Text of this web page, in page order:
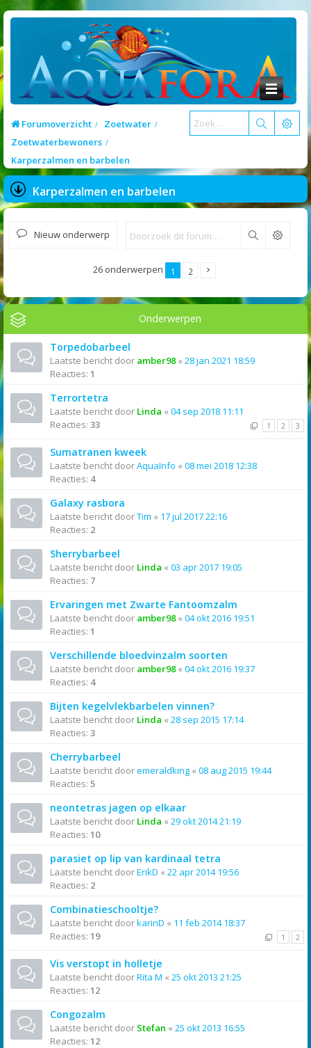
Forumoverzicht
Zoetwater
Zoetwaterbewoners
Karperzalmen en barbelen
Karperzalmen en barbelen
Nieuw onderwerp Zoek
26 onderwerpen 1 2
Onderwerpen
Torpedobarbeel
Laatste bericht door amber98« 28 jan 2021 18:59
Reacties: 1
Terrortetra
Laatste bericht door Linda « 04 sep 2018 11:11
Reacties: 33 1 2 3
Sumatranen kweek
Laatste bericht doorAquaInfo « 08 mei 2018 12:38
Reacties: 4
Galaxy rasbora
Laatste bericht doorTim « 17 jul 2017 22:16
Reacties: 2
Sherrybarbeel
Laatste bericht door Linda « 03 apr 2017 19:05
Reacties: 7
Ervaringen met Zwarte Fantoomzalm
Laatste bericht door amber98« 04 okt 2016 19:51
Reacties: 1
Verschillende bloedvinzalm soorten
Laatste bericht door amber98« 04 okt 2016 19:37
Reacties: 4
Bijten kegelvlekbarbelen vinnen?
Laatste bericht door Linda « 28 sep 2015 17:14
Reacties: 3
Cherrybarbeel
Laatste bericht dooremeraldking « 08 aug 2015 19:44
Reacties: 5
neontetras jagen op elkaar
Laatste bericht door Linda « 29 okt 2014 21:19
Reacties: 10
parasiet op lip van kardinaal tetra
Laatste bericht doorErikD « 22 apr 2014 19:56
Reacties: 2
Combinatieschooltje?
Laatste bericht doorkarinD « 11 feb 2014 18:37
Reacties: 19 1 2
Vis verstopt in holletje
Laatste bericht doorRita M « 25 okt 2013 21:25
Reacties: 12
Congozalm
Laatste bericht door Stefan « 25 okt 2013 16:55
Reacties: 12